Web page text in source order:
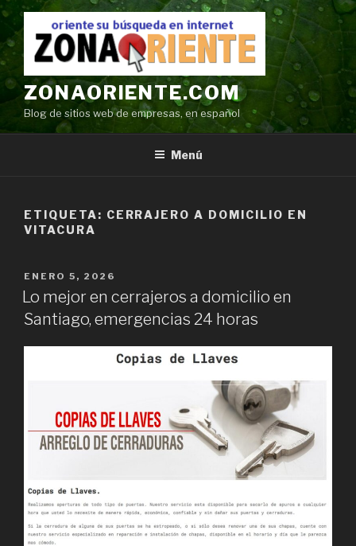
Ir
contenido
ZONAORIENTE.COM
Blog de sitios web de empresas, en español
Menú
ETIQUETA: CERRAJERO A DOMICILIO EN
VITACURA
POSTED
ON
ENERO 5, 2026
Lo mejor en cerrajeros a domicilio en
Santiago, emergencias 24 horas